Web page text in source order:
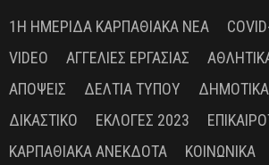
1Η ΗΜΕΡΊΔΑ ΚΑΡΠΑΘΙΑΚΆ ΝΈΑ
VIDEO
ΑΓΓΕΛΊΕΣ ΕΡΓΑΣΊΑΣ
ΑΠΌΨΕΙΣ
ΔΕΛΤΊΑ ΤΎΠΟΥ ΔΗΜΟΤΙΚΆ
ΔΙΚΑΣΤΙΚΌ
ΕΚΛΟΓΈΣ 2023
ΚΑΡΠΑΘΙΑΚΆ ΑΝΈΚΔΟΤΑ
ΚΟΙΝΩΝΙΚΆ